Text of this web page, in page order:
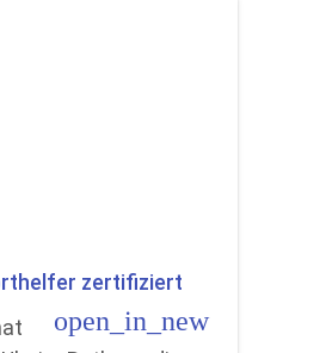
zertifiziert
open_in_new